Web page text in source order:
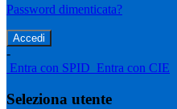
Password dimenticata?
-
Entra con SPID Entra con CIE
Seleziona utente